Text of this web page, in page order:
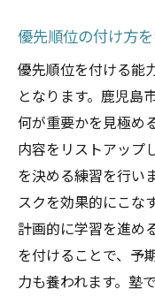
優先順位の付け方
優先順位を付ける能
となります。鹿児島
何が重要かを見極め
内容をリストアップ
を決める練習を行い
スクを効果的にこな
計画的に学習を進め
を付けることで、予
力も養われます。塾